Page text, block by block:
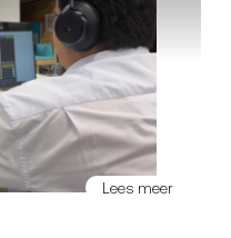
Lees meer